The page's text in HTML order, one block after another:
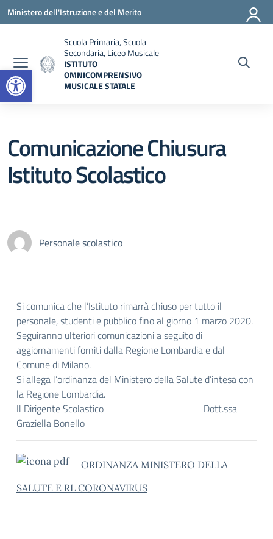
Open toolbar
Vai ai contenuti
Vai al menu di navigazione
Vai al footer
Ministero dell'Istruzione e del Merito
Scuola Primaria, Scuola
Secondaria, Liceo Musicale
ISTITUTO
OMNICOMPRENSIVO
MUSICALE STATALE
Comunicazione Chiusura
Istituto Scolastico
Personale scolastico
Si comunica che l’Istituto rimarrà chiuso per tutto il
personale, studenti e pubblico fino al giorno 1 marzo 2020.
Seguiranno ulteriori comunicazioni a seguito di
aggiornamenti forniti dalla Regione Lombardia e dal
Comune di Milano.
Si allega l’ordinanza del Ministero della Salute d’intesa con
la Regione Lombardia.
Il Dirigente Scolastico Dott.ssa
Graziella Bonello
ORDINANZA MINISTERO DELLA
SALUTE E RL CORONAVIRUS